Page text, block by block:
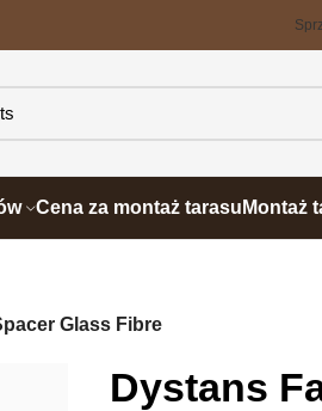
Cena za montaż tarasu Montaż
Glass Fibre
Dystans